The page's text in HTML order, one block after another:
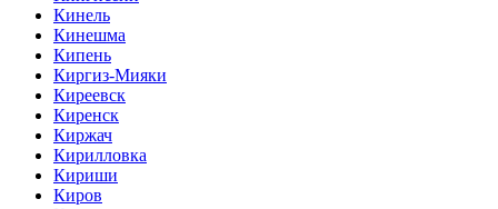
Кинель
Кинешма
Кипень
Киргиз-Мияки
Киреевск
Киренск
Киржач
Кирилловка
Кириши
Киров